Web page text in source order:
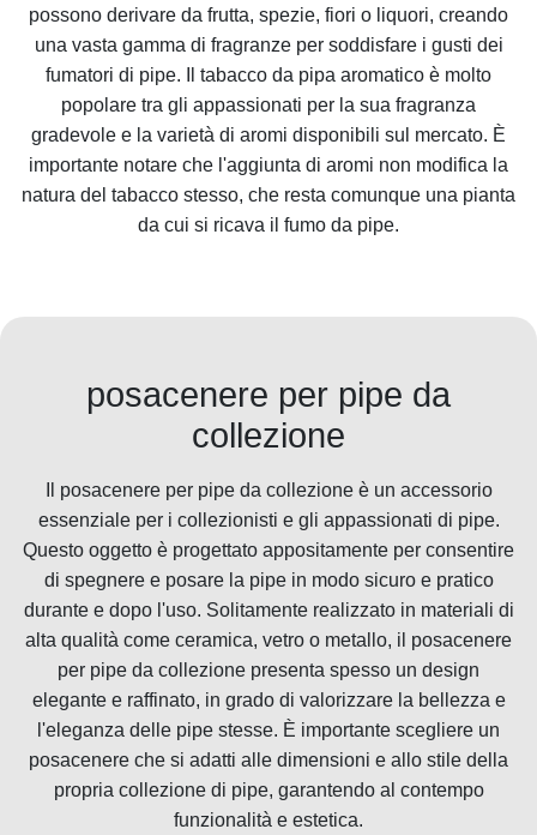
possono derivare da frutta, spezie, fiori o liquori, creando
una vasta gamma di fragranze per soddisfare i gusti dei
fumatori di pipe. Il tabacco da pipa aromatico è molto
popolare tra gli appassionati per la sua fragranza
gradevole e la varietà di aromi disponibili sul mercato. È
importante notare che l'aggiunta di aromi non modifica la
natura del tabacco stesso, che resta comunque una pianta
da cui si ricava il fumo da pipe.
posacenere per pipe da
collezione
Il posacenere per pipe da collezione è un accessorio
essenziale per i collezionisti e gli appassionati di pipe.
Questo oggetto è progettato appositamente per consentire
di spegnere e posare la pipe in modo sicuro e pratico
durante e dopo l'uso. Solitamente realizzato in materiali di
alta qualità come ceramica, vetro o metallo, il posacenere
per pipe da collezione presenta spesso un design
elegante e raffinato, in grado di valorizzare la bellezza e
l'eleganza delle pipe stesse. È importante scegliere un
posacenere che si adatti alle dimensioni e allo stile della
propria collezione di pipe, garantendo al contempo
funzionalità e estetica.